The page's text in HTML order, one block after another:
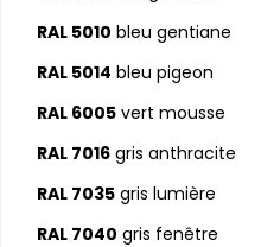
RAL 5010 bleu gentiane
RAL 5014 bleu pigeon
RAL 6005 vert mousse
RAL 7016 gris anthracite
RAL 7035 gris lumière
RAL 7040 gris fenêtre